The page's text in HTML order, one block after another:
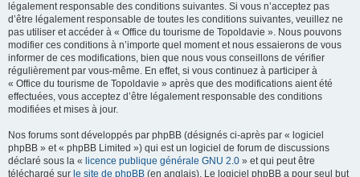
légalement responsable des conditions suivantes. Si vous n’acceptez pas
d’être légalement responsable de toutes les conditions suivantes, veuillez ne
pas utiliser et accéder à « Office du tourisme de Topoldavie ». Nous pouvons
modifier ces conditions à n’importe quel moment et nous essaierons de vous
informer de ces modifications, bien que nous vous conseillons de vérifier
régulièrement par vous-même. En effet, si vous continuez à participer à
« Office du tourisme de Topoldavie » après que des modifications aient été
effectuées, vous acceptez d’être légalement responsable des conditions
modifiées et mises à jour.
Nos forums sont développés par phpBB (désignés ci-après par « logiciel
phpBB » et « phpBB Limited ») qui est un logiciel de forum de discussions
déclaré sous la « licence publique générale GNU 2.0 » et qui peut être
téléchargé sur le site de phpBB (en anglais). Le logiciel phpBB a pour seul but